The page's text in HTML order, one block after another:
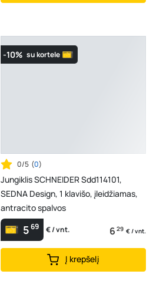
-10% su kortele
0/5 (0)
Jungiklis SCHNEIDER Sdd114101,
SEDNA Design, 1 klavišo, įleidžiamas,
antracito spalvos
569 € / vnt. 6 29 € / vnt.
Į krepšelį